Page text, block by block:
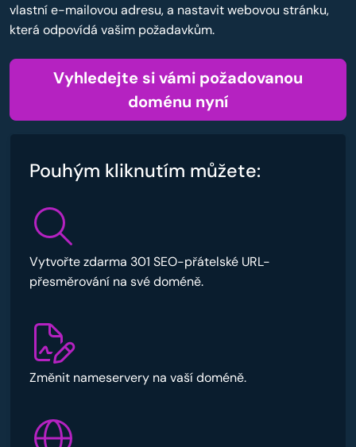
vlastní e-mailovou adresu, a nastavit webovou stránku,
která odpovídá vašim požadavkům.
Vyhledejte si vámi požadovanou
doménu nyní
Pouhým kliknutím můžete:
Vytvořte zdarma 301 SEO-přátelské URL-
přesměrování na své doméně.
Změnit nameservery na vaší doméně.